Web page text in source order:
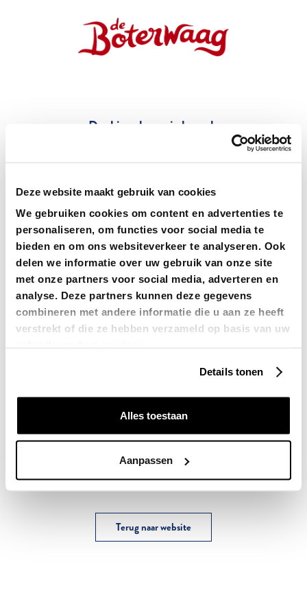
Deze website maakt gebruik van cookies
We gebruiken cookies om content en advertenties te
personaliseren, om functies voor social media te
bieden en om ons websiteverkeer te analyseren. Ook
delen we informatie over uw gebruik van onze site
met onze partners voor social media, adverteren en
analyse. Deze partners kunnen deze gegevens
combineren met andere informatie die u aan ze heeft
verstrekt of die ze hebben verzameld op basis van uw
Details tonen
Alles toestaan
Aanpassen
Dankjewel voor je bezoek.
Wil je ons helpen met een korte review?
Niet helemaal tevreden?
Zeg het ons vooral even direct, dan maken we het graag goed.
TRIPADVISOR
Kost meestal 30 seconden!
Terug naar website